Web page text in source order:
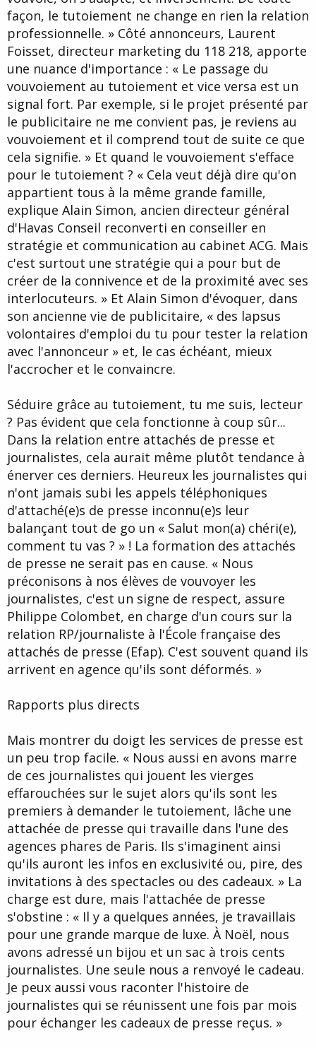
façon, le tutoiement ne change en rien la relation
professionnelle. » Côté ­annonceurs, Laurent
Foisset, directeur marketing du 118 218, ­apporte
une nuance d'importance : « Le passage du
vouvoiement au tutoiement et vice versa est un
signal fort. Par exemple, si le projet présenté par
le publicitaire ne me convient pas, je reviens au
vouvoiement et il comprend tout de suite ce que
cela signifie. » Et quand le vouvoiement s'efface
pour le tutoiement ? « Cela veut déjà dire qu'on
appartient tous à la même grande famille,
explique Alain Simon, ancien directeur général
d'Havas Conseil reconverti en conseiller en
stratégie et communication au cabinet ACG. Mais
c'est surtout une stratégie qui a pour but de
créer de la connivence et de la proximité avec ses
­interlocuteurs. » Et Alain Simon d'évoquer, dans
son ancienne vie de publicitaire, « des lapsus
volontaires d'emploi du tu pour tester la relation
avec l'annonceur » et, le cas échéant, mieux
l'accrocher et le convaincre.
Séduire grâce au tutoiement, tu me suis, lecteur
? Pas évident que cela fonctionne à coup sûr...
Dans la relation entre attachés de presse et
journalistes, cela aurait même plutôt tendance à
énerver ces derniers. Heureux les journalistes qui
n'ont jamais subi les appels téléphoniques
d'attaché(e)s de presse inconnu(e)s leur
balançant tout de go un « Salut mon(a) chéri(e),
comment tu vas ? » ! La formation des attachés
de presse ne serait pas en cause. « Nous
préconisons à nos élèves de vouvoyer les
journalistes, c'est un signe de respect, ­assure
Philippe Colombet, en charge d'un cours sur la
relation RP/journaliste à l'École française des
attachés de presse (Efap). C'est souvent quand ils
arrivent en agence qu'ils sont déformés. »
Rapports plus directs
Mais montrer du doigt les services de presse est
un peu trop facile. « Nous aussi en avons marre
de ces journalistes qui jouent les vierges
effarouchées sur le sujet alors qu'ils sont les
premiers à demander le tutoiement, lâche une
attachée de presse qui travaille dans l'une des
agences phares de Paris. Ils s'imaginent ainsi
qu'ils auront les infos en exclusivité ou, pire, des
invitations à des spectacles ou des cadeaux. » La
charge est dure, mais l'attachée de presse
s'obstine : « Il y a quelques années, je travaillais
pour une grande marque de luxe. À Noël, nous
avons adressé un bijou et un sac à trois cents
journalistes. Une seule nous a renvoyé le cadeau.
Je peux aussi vous raconter l'histoire de
journalistes qui se réunissent une fois par mois
pour échanger les cadeaux de presse reçus. »